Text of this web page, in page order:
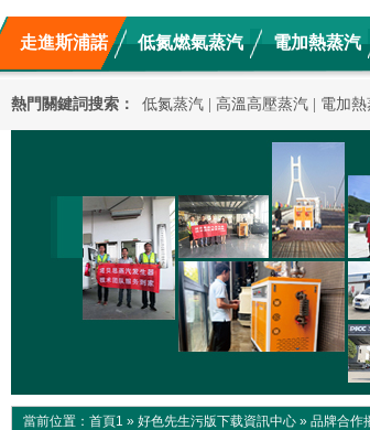
走進斯浦諾 低氮燃氣蒸汽 電加熱蒸汽
產品中心 新聞動態 混凝土養護 應用案
熱門關鍵詞搜索： 低氮蒸汽 高溫高壓蒸汽 電加熱
當前位置： 首頁1 » 好色先生污版下载資訊中心 » 品牌合作